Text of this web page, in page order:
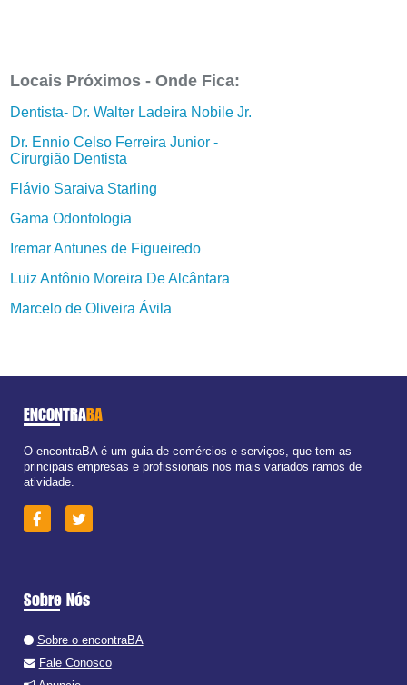
Locais Próximos - Onde Fica:
Dentista- Dr. Walter Ladeira Nobile Jr.
Dr. Ennio Celso Ferreira Junior -
Cirurgião Dentista
Flávio Saraiva Starling
Gama Odontologia
Iremar Antunes de Figueiredo
Luiz Antônio Moreira De Alcântara
Marcelo de Oliveira Ávila
ENCONTRABA
O encontraBA é um guia de comércios e serviços, que tem as
principais empresas e profissionais nos mais variados ramos de
atividade.
Sobre Nós
Sobre o encontraBA
Fale Conosco